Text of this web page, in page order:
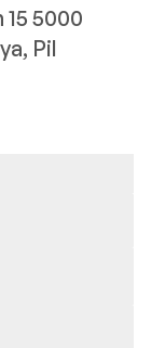
5000
Pil